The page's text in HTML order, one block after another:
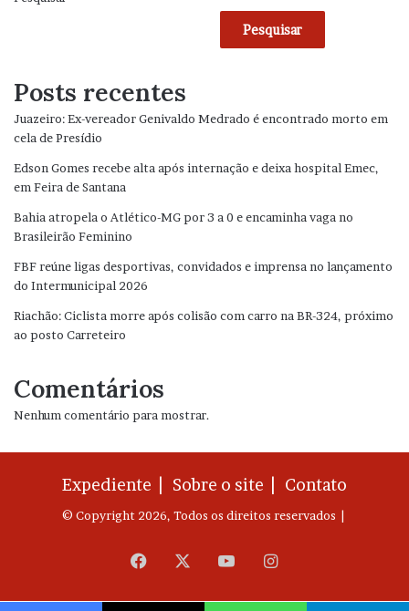
Pesquisar
Posts recentes
Juazeiro: Ex-vereador Genivaldo Medrado é encontrado morto em
cela de Presídio
Edson Gomes recebe alta após internação e deixa hospital Emec,
em Feira de Santana
Bahia atropela o Atlético-MG por 3 a 0 e encaminha vaga no
Brasileirão Feminino
FBF reúne ligas desportivas, convidados e imprensa no lançamento
do Intermunicipal 2026
Riachão: Ciclista morre após colisão com carro na BR-324, próximo
ao posto Carreteiro
Comentários
Nenhum comentário para mostrar.
Expediente | Sobre o site | Contato
© Copyright 2026, Todos os direitos reservados |
Facebook YouTubeInstagram